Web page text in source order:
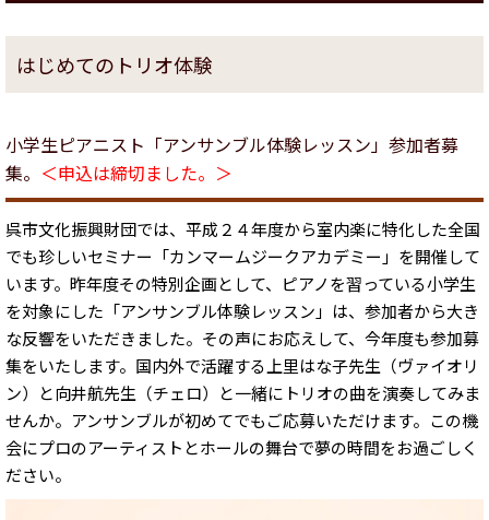
はじめてのトリオ体験
小学生ピアニスト「アンサンブル体験レッスン」参加者募
集。 ＜申込は締切ました。＞
呉市文化振興財団では、平成２４年度から室内楽に特化した全国
でも珍しいセミナー「カンマームジークアカデミー」を開催して
います。昨年度その特別企画として、ピアノを習っている小学生
を対象にした「アンサンブル体験レッスン」は、参加者から大き
な反響をいただきました。その声にお応えして、今年度も参加募
集をいたします。国内外で活躍する上里はな子先生（ヴァイオリ
ン）と向井航先生（チェロ）と一緒にトリオの曲を演奏してみま
せんか。アンサンブルが初めてでもご応募いただけます。この機
会にプロのアーティストとホールの舞台で夢の時間をお過ごしく
ださい。